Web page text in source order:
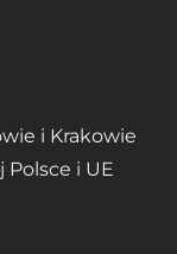
i Krakowie
i UE